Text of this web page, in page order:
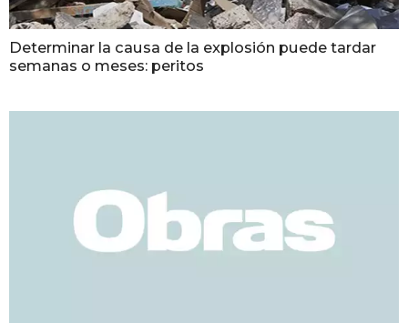
Determinar la causa de la explosión puede tardar
semanas o meses: peritos